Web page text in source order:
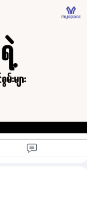
ပါဝါခလုတ်ရဲ့ တည်နေရာ
ြေမှာ ထားရှိတာ
တယ်။
က်များနှင့် နားကြပ်
Thunderbolt၊
ပြီး M4 ဗားရှင်း
ကို ထောက်ပံ့ပေးကာ M4
ောင်းမှုအမြန်နှုန်း
မျက်နှာပြင်တစ်ခု
Pro သည် 60Hz တွင်
က်ပံ့နိုင်စေမှာပါ။
မိတ်ဆက်ခြင်းနှင့်အတူ
ေးမြန်းနေကြပါ
က်မှုဆိုင်ရာ စွမ်း